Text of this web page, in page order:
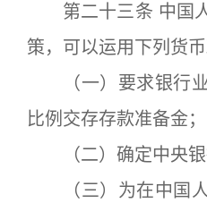
第二十三条 中国人
策，可以运用下列货币
（一）要求银行业
比例交存存款准备金；
（二）确定中央银
（三）为在中国人